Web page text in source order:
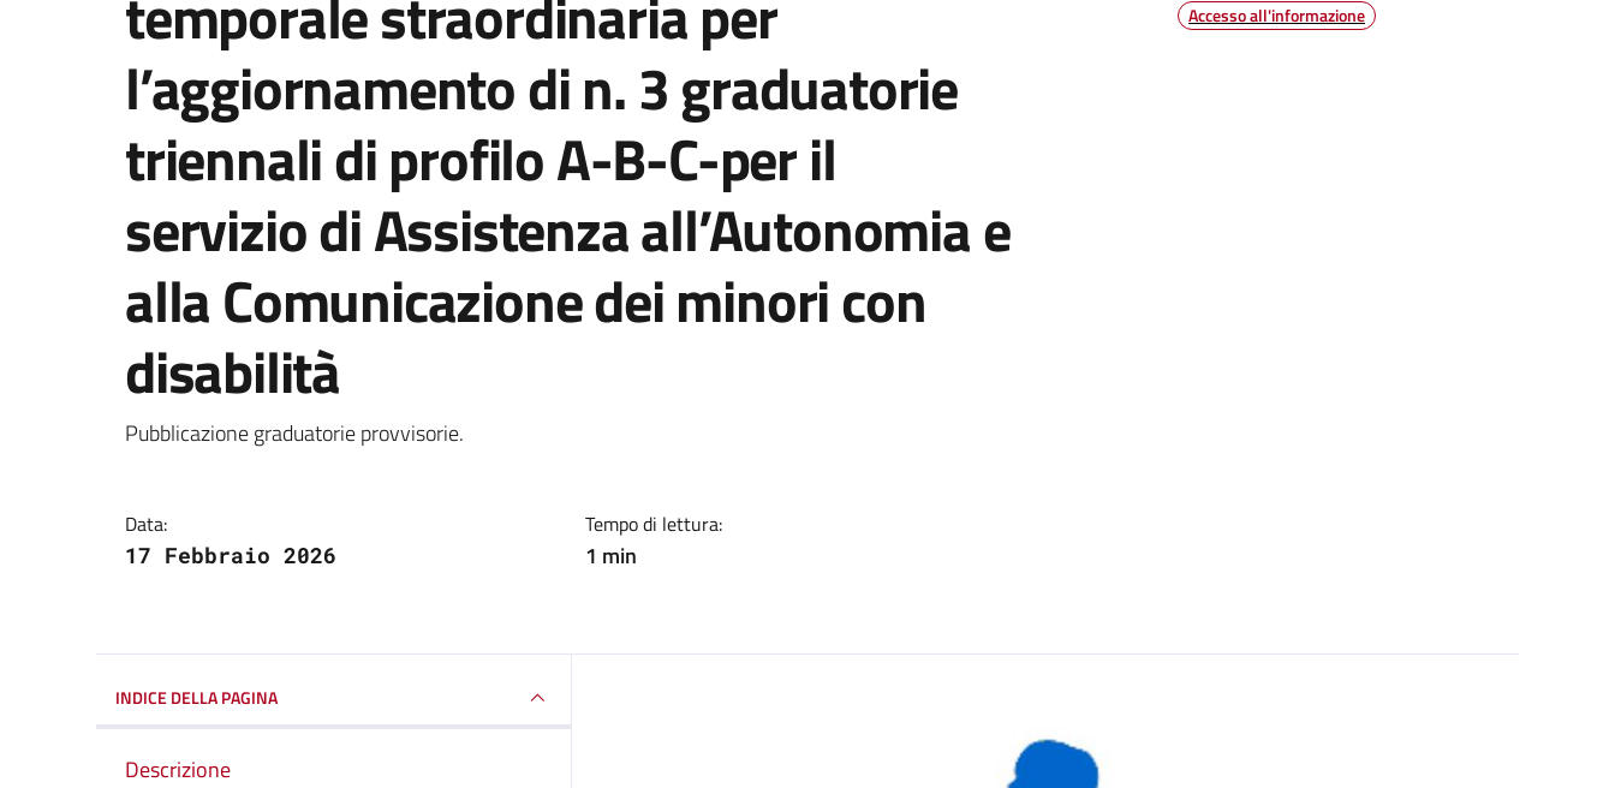
l’aggiornamento di n. 3 graduatorie
triennali di profilo A-B-C-per il
servizio di Assistenza all’Autonomia e
alla Comunicazione dei minori con
disabilità
Dettagli della notizia
Pubblicazione graduatorie provvisorie.
Data:
17 Febbraio 2026
Tempo di lettura:
1 min
Accesso all'informazione
INDICE DELLA PAGINA
Descrizione